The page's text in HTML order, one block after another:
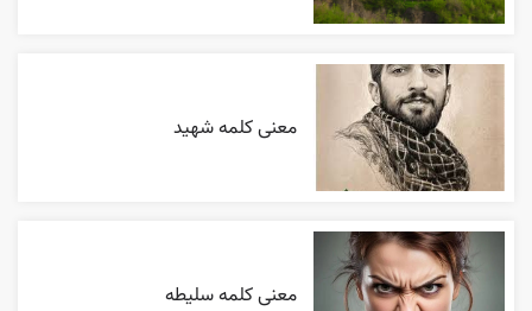
معنی کلمه شهید
معنی کلمه سلیطه